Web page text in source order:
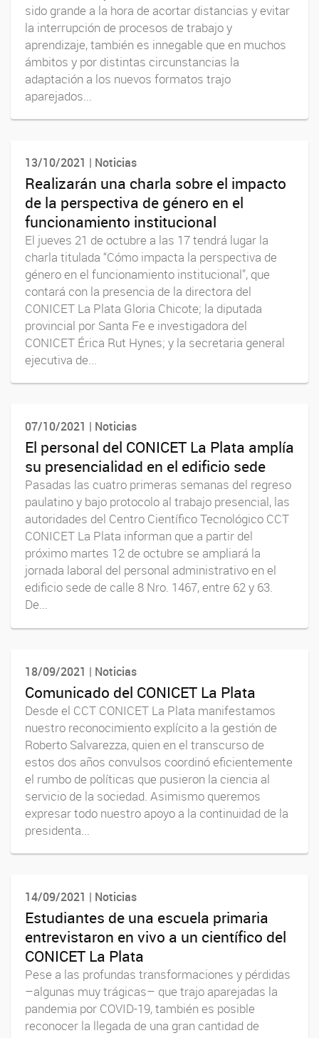
sido grande a la hora de acortar distancias y evitar
la interrupción de procesos de trabajo y
aprendizaje, también es innegable que en muchos
ámbitos y por distintas circunstancias la
adaptación a los nuevos formatos trajo
aparejados...
13/10/2021 | Noticias
Realizarán una charla sobre el impacto
de la perspectiva de género en el
funcionamiento institucional
El jueves 21 de octubre a las 17 tendrá lugar la
charla titulada “Cómo impacta la perspectiva de
género en el funcionamiento institucional”, que
contará con la presencia de la directora del
CONICET La Plata Gloria Chicote; la diputada
provincial por Santa Fe e investigadora del
CONICET Érica Rut Hynes; y la secretaria general
ejecutiva de...
07/10/2021 | Noticias
El personal del CONICET La Plata amplía
su presencialidad en el edificio sede
Pasadas las cuatro primeras semanas del regreso
paulatino y bajo protocolo al trabajo presencial, las
autoridades del Centro Científico Tecnológico CCT
CONICET La Plata informan que a partir del
próximo martes 12 de octubre se ampliará la
jornada laboral del personal administrativo en el
edificio sede de calle 8 Nro. 1467, entre 62 y 63.
De...
18/09/2021 | Noticias
Comunicado del CONICET La Plata
Desde el CCT CONICET La Plata manifestamos
nuestro reconocimiento explícito a la gestión de
Roberto Salvarezza, quien en el transcurso de
estos dos años convulsos coordinó eficientemente
el rumbo de políticas que pusieron la ciencia al
servicio de la sociedad. Asimismo queremos
expresar todo nuestro apoyo a la continuidad de la
presidenta...
14/09/2021 | Noticias
Estudiantes de una escuela primaria
entrevistaron en vivo a un científico del
CONICET La Plata
Pese a las profundas transformaciones y pérdidas
–algunas muy trágicas– que trajo aparejadas la
pandemia por COVID-19, también es posible
reconocer la llegada de una gran cantidad de